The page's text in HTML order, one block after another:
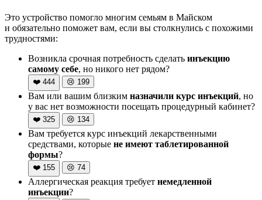
Это устройство помогло многим семьям в Майском
и обязательно поможет вам, если вы столкнулись с похожими
трудностями:
Возникла срочная потребность сделать инъекцию
самому себе, но никого нет рядом?
❤️ 444 😢 199
Вам или вашим близким назначили курс инъекций, но
у вас нет возможности посещать процедурный кабинет?
❤️ 325 😢 134
Вам требуется курс инъекций лекарственными
средствами, которые не имеют таблетированной
формы?
❤️ 155 😢 74
Аллергическая реакция требует немедленной
инъекции?